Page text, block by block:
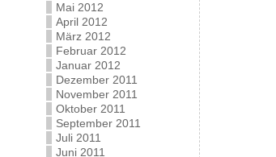
Mai 2012
April 2012
März 2012
Februar 2012
Januar 2012
Dezember 2011
November 2011
Oktober 2011
September 2011
Juli 2011
Juni 2011